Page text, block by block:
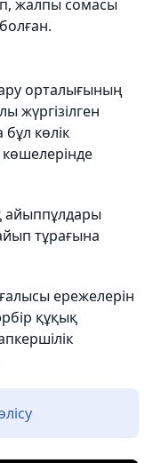
жалпы сомасы
орталығының
жүргізілген
көлік
айыппұлдары
тұрағына
ережелерін
құқық